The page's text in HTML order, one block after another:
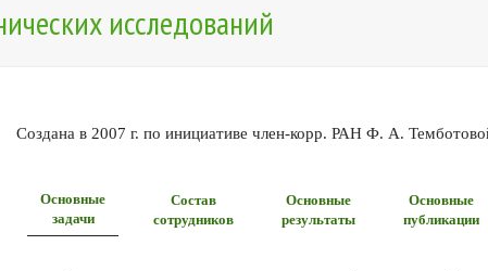
исследований
Создана в 2007 г. по инициативе член-корр. РАН Ф. А.
Основные
задачи
Состав
сотрудников
Основные
результаты
Основные
публикации